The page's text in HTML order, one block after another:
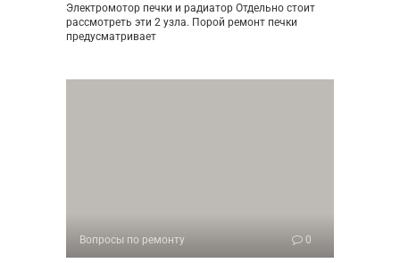
Электромотор печки и радиатор Отдельно стоит
рассмотреть эти 2 узла. Порой ремонт печки
предусматривает
Вопросы по ремонту 0